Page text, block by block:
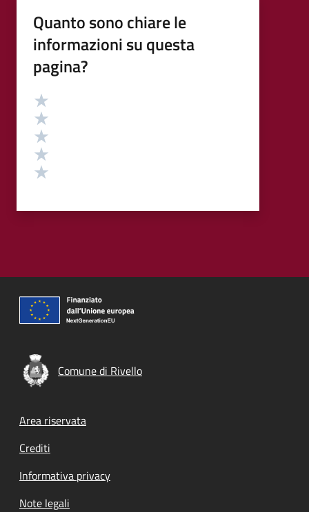
Quanto sono chiare le
informazioni su questa
pagina?
Valutazione
Comune di Rivello
Footer menu
Area riservata
Crediti
Informativa privacy
Note legali